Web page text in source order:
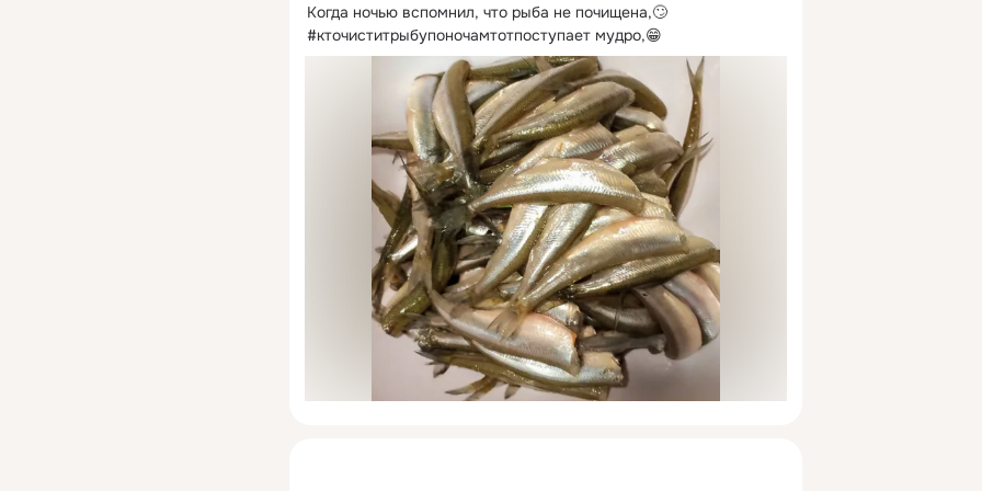
Когда ночью вспомнил, что рыба не почищена,🙄
#кточиститрыбупоночамтотпоступает мудро,😁